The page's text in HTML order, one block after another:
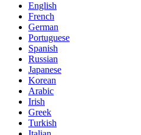
English
French
German
Portuguese
Spanish
Russian
Japanese
Korean
Arabic
Irish
Greek
Turkish